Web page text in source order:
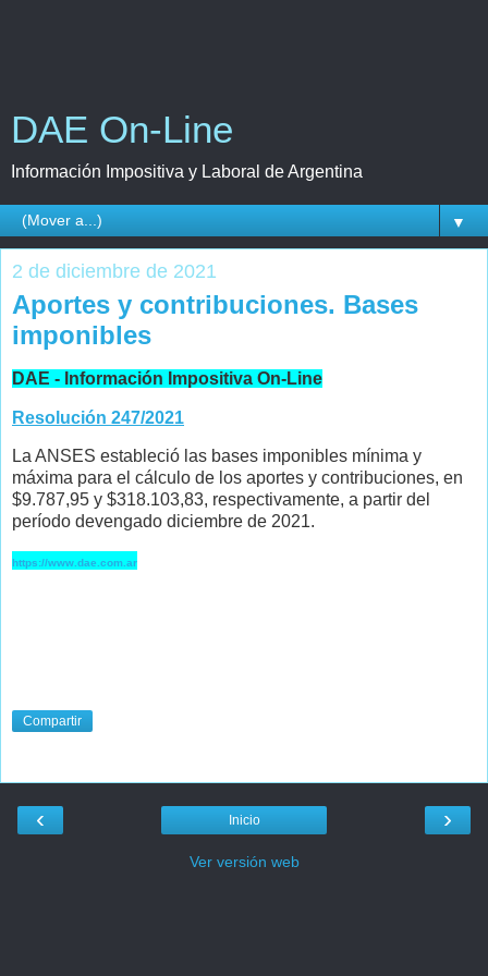
DAE On-Line
Información Impositiva y Laboral de Argentina
▼
2 de diciembre de 2021
Aportes y contribuciones. Bases
imponibles
DAE - Información Impositiva On-Line
Resolución 247/2021
La ANSES estableció las bases imponibles mínima y
máxima para el cálculo de los aportes y contribuciones, en
$9.787,95 y $318.103,83, respectivamente, a partir del
período devengado diciembre de 2021.
https://www.dae.com.ar
Compartir
‹ ›
Inicio
Ver versión web